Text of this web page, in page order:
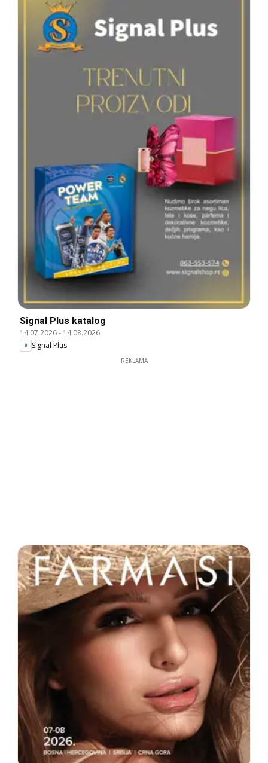
Signal Plus katalog
14.07.2026- 14.08.2026
Signal Plus
REKLAMA